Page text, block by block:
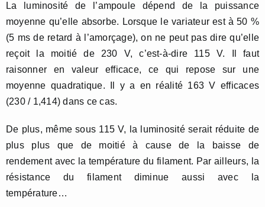
La luminosité de l’ampoule dépend de la puissance
moyenne qu’elle absorbe. Lorsque le variateur est à 50 %
(5 ms de retard à l’amorçage), on ne peut pas dire qu’elle
reçoit la moitié de 230 V, c’est-à-dire 115 V. Il faut
raisonner en valeur efficace, ce qui repose sur une
moyenne quadratique. Il y a en réalité 163 V efficaces
(230 / 1,414) dans ce cas.
De plus, même sous 115 V, la luminosité serait réduite de
plus plus que de moitié à cause de la baisse de
rendement avec la température du filament. Par ailleurs, la
résistance du filament diminue aussi avec la
température…